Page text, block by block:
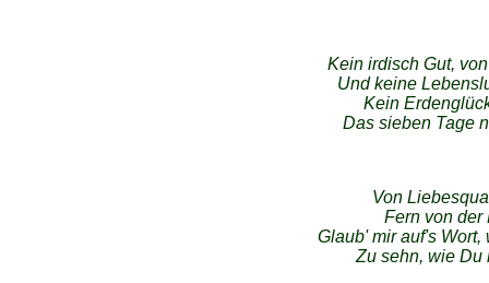
Kein irdisch Gut,
Und keine
Kein
Das sieben Tage
Von
Fern von der
Glaub' mir auf's
Zu sehn, wie Du